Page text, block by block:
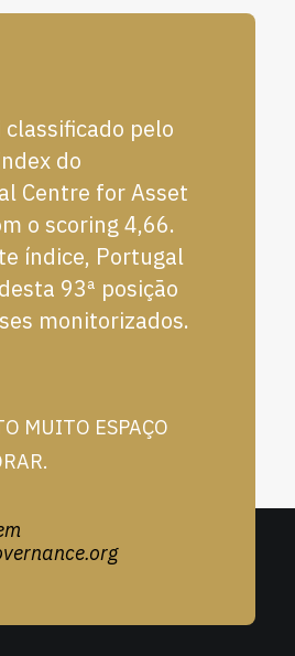
pelo
do
Centre for Asset
o scoring 4,66.
índice, Portugal
93ª posição
monitorizados.
MUITO ESPAÇO